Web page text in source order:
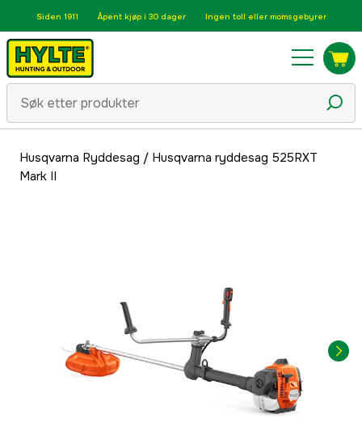
Siden 1911 Åpent kjøp i 30 dager Ingen toll eller momsgebyrer
Husqvarna Ryddesag / Husqvarna ryddesag 525RXT
Mark II